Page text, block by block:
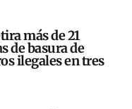
más de 21
de basura de
ilegales en tres